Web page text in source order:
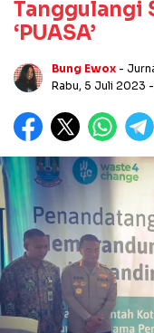
Tanggulangi
‘PUASA’
Bung Ewox -
Rabu, 5 Juli 2023